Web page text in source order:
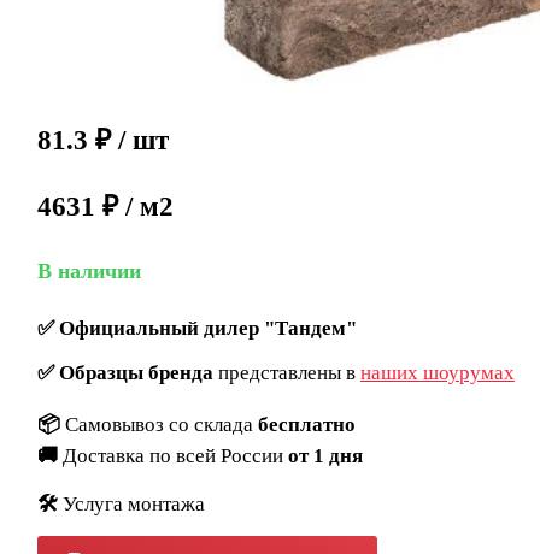
81.3 ₽ / шт
4631 ₽ / м2
В наличии
✅Официальный дилер "Тандем"
✅Образцы брендапредставлены в наших шоурумах
📦 Самовывоз со склада бесплатно
🚚 Доставка по всей России от 1 дня
🛠️ Услуга монтажа